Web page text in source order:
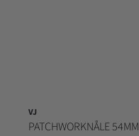
VJ
PATCHWORKNÅLE 54MM